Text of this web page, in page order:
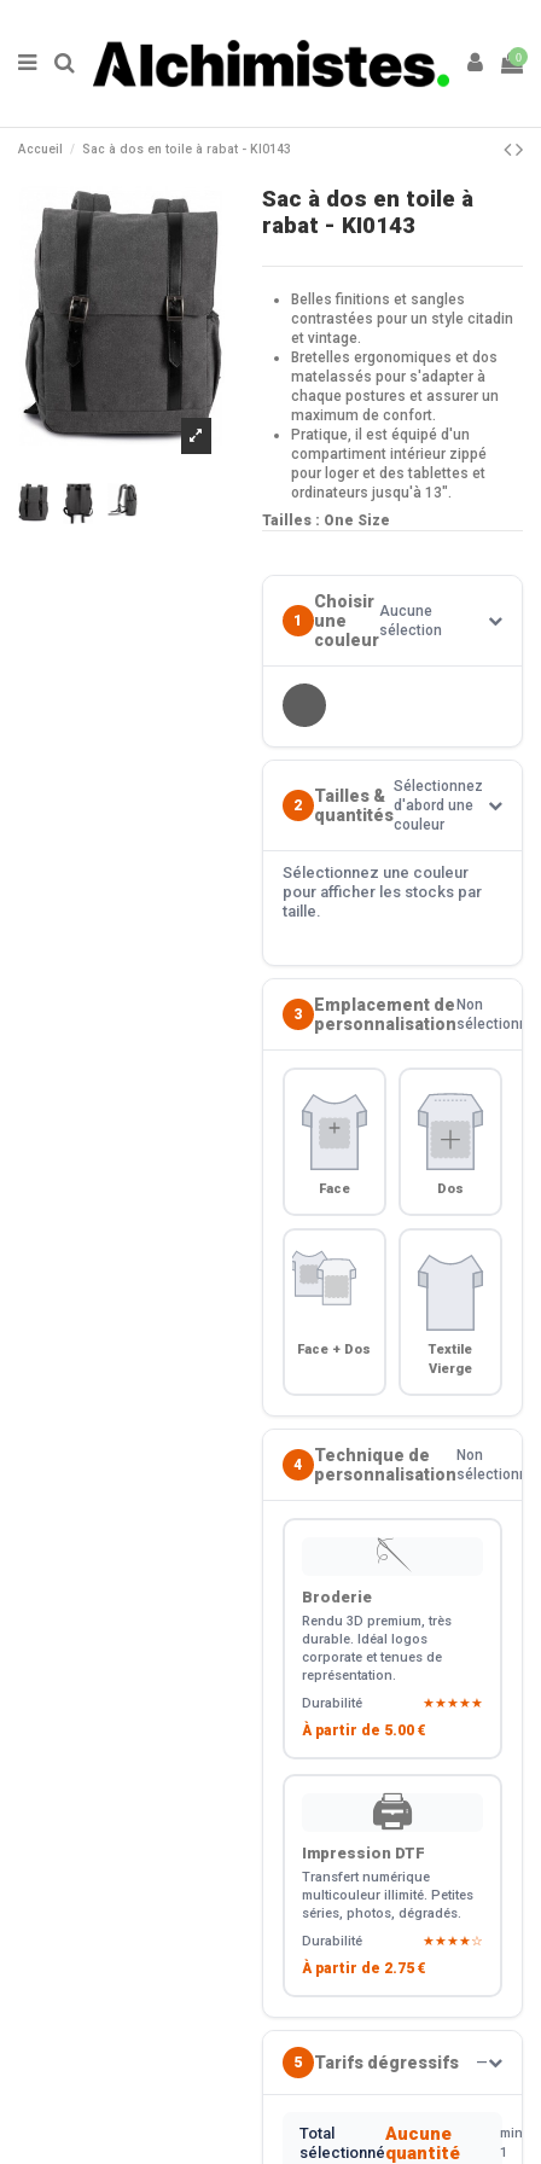
0
Accueil Sac à dos en toile à rabat - KI0143
Sac à dos en toile à
rabat - KI0143
Belles finitions et sangles
contrastées pour un style citadin
et vintage.
Bretelles ergonomiques et dos
matelassés pour s'adapter à
chaque postures et assurer un
maximum de confort.
Pratique, il est équipé d'un
compartiment intérieur zippé
pour loger et des tablettes et
ordinateurs jusqu'à 13".
Tailles : One Size
1
Choisir
une
couleur
Aucune
sélection
2
Tailles &
quantités
Sélectionnez
d'abord une
couleur
Sélectionnez une couleur
pour afficher les stocks par
taille.
3
Emplacement de
personnalisation
Non
sélectionné
Face Dos
Face + Dos
Textile
Vierge
4
Technique de
personnalisation
Non
sélectionné
🪡
Broderie
Rendu 3D premium, très
durable. Idéal logos
corporate et tenues de
représentation.
Durabilité
★★★★★
À partir de 5.00 €
🖨️
Impression DTF
Transfert numérique
multicouleur illimité. Petites
séries, photos, dégradés.
Durabilité
★★★★☆
À partir de 2.75 €
5 Tarifs dégressifs —
Total
sélectionné
Aucune
quantité
min.
1